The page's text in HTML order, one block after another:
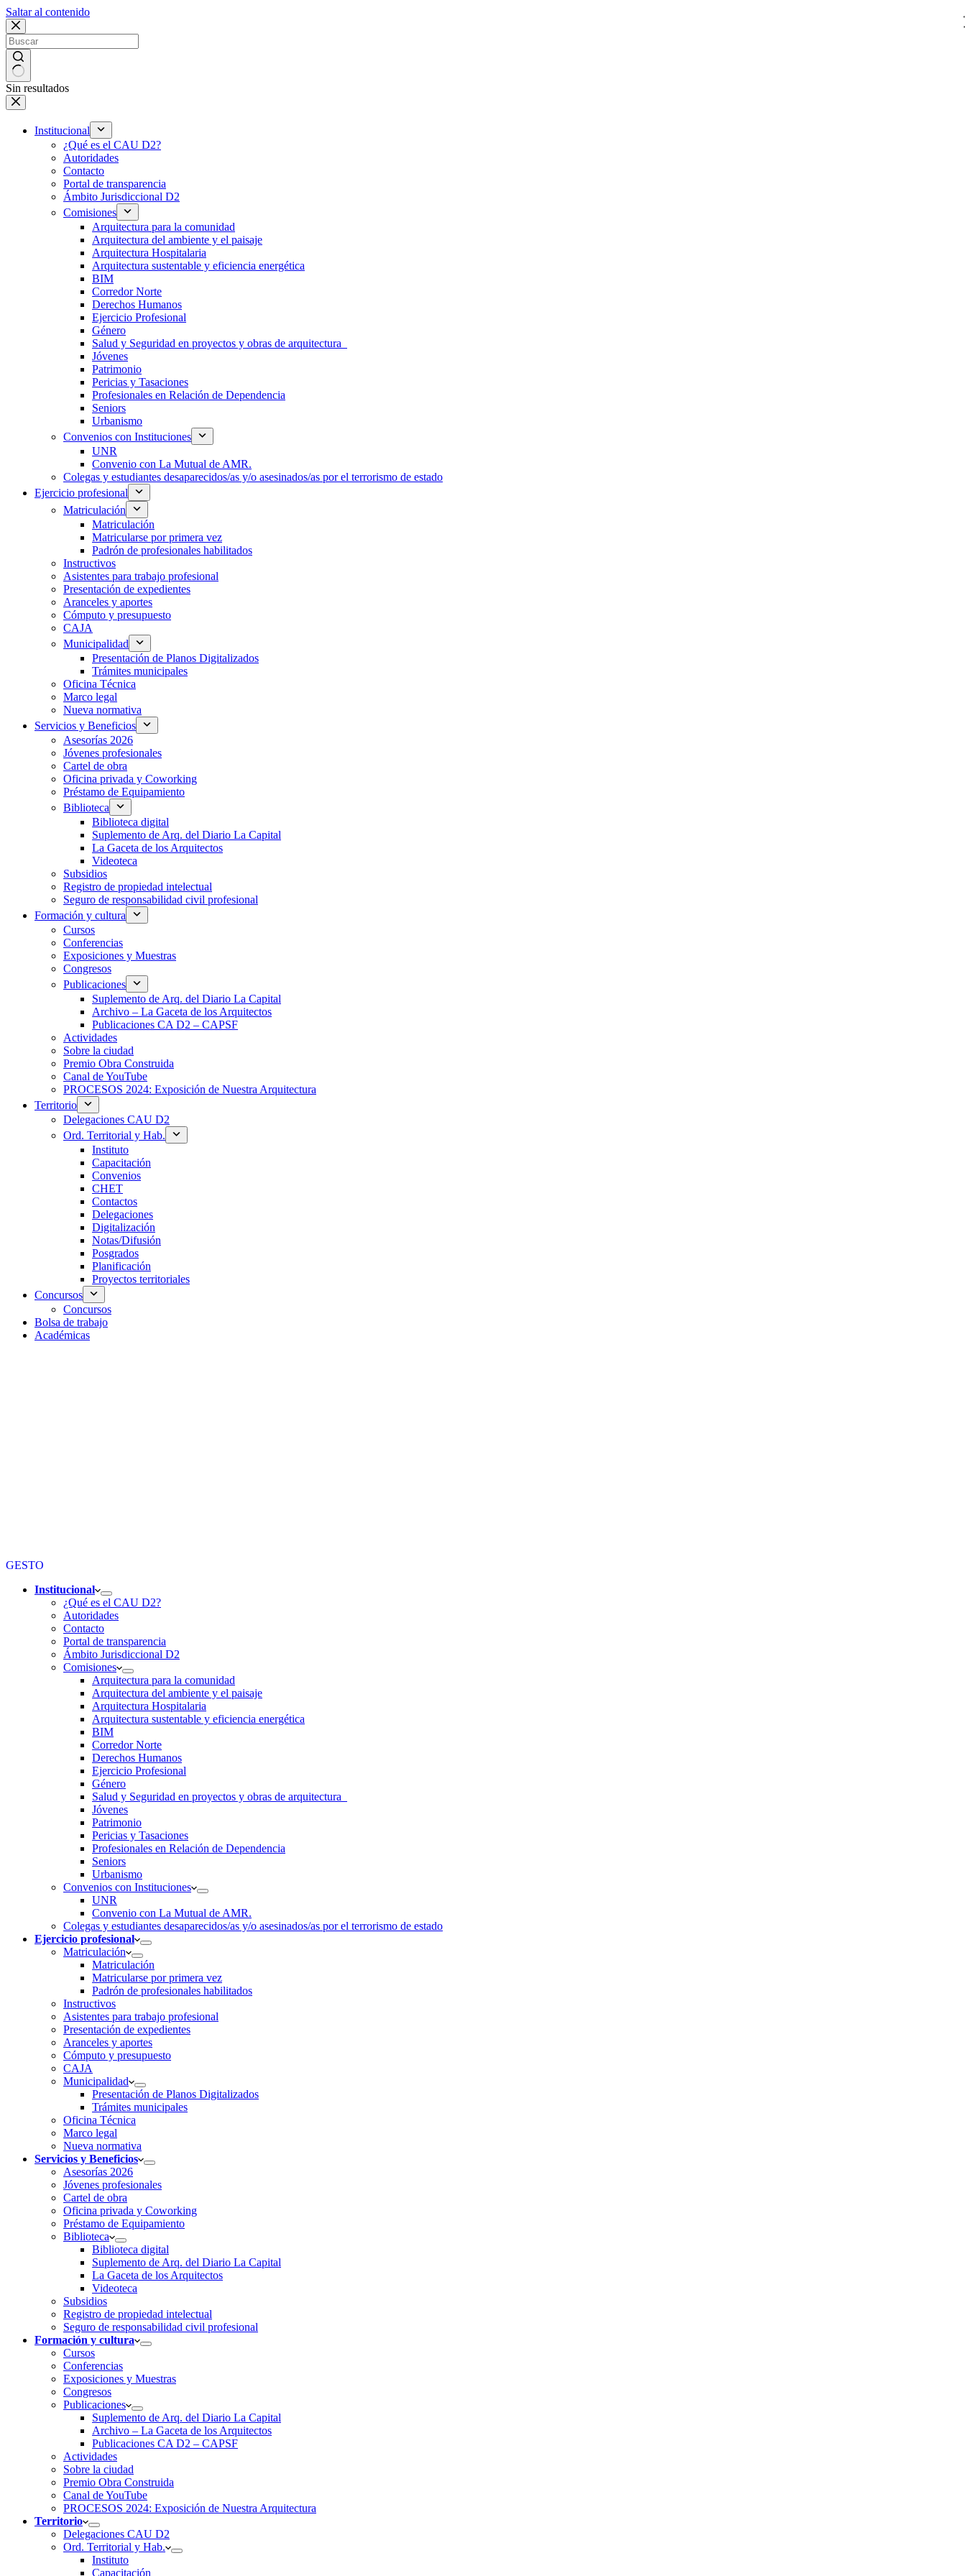
Saltar al contenido
Sin resultados
Institucional
¿Qué es el CAU D2?
Autoridades
Contacto
Portal de transparencia
Ámbito Jurisdiccional D2
Comisiones
Arquitectura para la comunidad
Arquitectura del ambiente y el paisaje
Arquitectura Hospitalaria
Arquitectura sustentable y eficiencia energética
BIM
Corredor Norte
Derechos Humanos
Ejercicio Profesional
Género
Salud y Seguridad en proyectos y obras de arquitectura
Jóvenes
Patrimonio
Pericias y Tasaciones
Profesionales en Relación de Dependencia
Seniors
Urbanismo
Convenios con Instituciones
UNR
Convenio con La Mutual de AMR.
Colegas y estudiantes desaparecidos/as y/o asesinados/as por el terrorismo de estado
Ejercicio profesional
Matriculación
Matriculación
Matricularse por primera vez
Padrón de profesionales habilitados
Instructivos
Asistentes para trabajo profesional
Presentación de expedientes
Aranceles y aportes
Cómputo y presupuesto
CAJA
Municipalidad
Presentación de Planos Digitalizados
Trámites municipales
Oficina Técnica
Marco legal
Nueva normativa
Servicios y Beneficios
Asesorías 2026
Jóvenes profesionales
Cartel de obra
Oficina privada y Coworking
Préstamo de Equipamiento
Biblioteca
Biblioteca digital
Suplemento de Arq. del Diario La Capital
La Gaceta de los Arquitectos
Videoteca
Subsidios
Registro de propiedad intelectual
Seguro de responsabilidad civil profesional
Formación y cultura
Cursos
Conferencias
Exposiciones y Muestras
Congresos
Publicaciones
Suplemento de Arq. del Diario La Capital
Archivo – La Gaceta de los Arquitectos
Publicaciones CA D2 – CAPSF
Actividades
Sobre la ciudad
Premio Obra Construida
Canal de YouTube
PROCESOS 2024: Exposición de Nuestra Arquitectura
Territorio
Delegaciones CAU D2
Ord. Territorial y Hab.
Instituto
Capacitación
Convenios
CHET
Contactos
Delegaciones
Digitalización
Notas/Difusión
Posgrados
Planificación
Proyectos territoriales
Concursos
Concursos
Bolsa de trabajo
Académicas
GESTO
Institucional
¿Qué es el CAU D2?
Autoridades
Contacto
Portal de transparencia
Ámbito Jurisdiccional D2
Comisiones
Arquitectura para la comunidad
Arquitectura del ambiente y el paisaje
Arquitectura Hospitalaria
Arquitectura sustentable y eficiencia energética
BIM
Corredor Norte
Derechos Humanos
Ejercicio Profesional
Género
Salud y Seguridad en proyectos y obras de arquitectura
Jóvenes
Patrimonio
Pericias y Tasaciones
Profesionales en Relación de Dependencia
Seniors
Urbanismo
Convenios con Instituciones
UNR
Convenio con La Mutual de AMR.
Colegas y estudiantes desaparecidos/as y/o asesinados/as por el terrorismo de estado
Ejercicio profesional
Matriculación
Matriculación
Matricularse por primera vez
Padrón de profesionales habilitados
Instructivos
Asistentes para trabajo profesional
Presentación de expedientes
Aranceles y aportes
Cómputo y presupuesto
CAJA
Municipalidad
Presentación de Planos Digitalizados
Trámites municipales
Oficina Técnica
Marco legal
Nueva normativa
Servicios y Beneficios
Asesorías 2026
Jóvenes profesionales
Cartel de obra
Oficina privada y Coworking
Préstamo de Equipamiento
Biblioteca
Biblioteca digital
Suplemento de Arq. del Diario La Capital
La Gaceta de los Arquitectos
Videoteca
Subsidios
Registro de propiedad intelectual
Seguro de responsabilidad civil profesional
Formación y cultura
Cursos
Conferencias
Exposiciones y Muestras
Congresos
Publicaciones
Suplemento de Arq. del Diario La Capital
Archivo – La Gaceta de los Arquitectos
Publicaciones CA D2 – CAPSF
Actividades
Sobre la ciudad
Premio Obra Construida
Canal de YouTube
PROCESOS 2024: Exposición de Nuestra Arquitectura
Territorio
Delegaciones CAU D2
Ord. Territorial y Hab.
Instituto
Capacitación